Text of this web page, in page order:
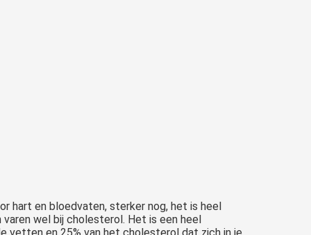
hart en bloedvaten, sterker nog, het is heel
wel bij cholesterol. Het is een heel
vetten en 25% van het cholesterol dat zich in je